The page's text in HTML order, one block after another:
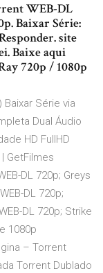
WEB-DL
Baixar Série:
site
Baixe aqui
720p / 1080p
Série via
Dual Áudio
HD FullHD
| GetFilmes
DL 720p; Greys
DL 720p;
DL 720p; Strike
1080p
– Torrent
Torrent Dublado